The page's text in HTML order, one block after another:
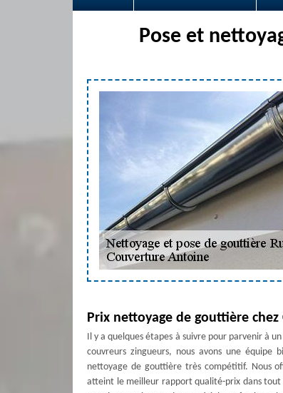
Pose et
Prix nettoyage de gouttière
Il y a quelques étapes à suivre pour parvenir à
couvreurs zingueurs, nous avons une
nettoyage de gouttière très compétitif. Nous
atteint le meilleur rapport qualité-prix dans